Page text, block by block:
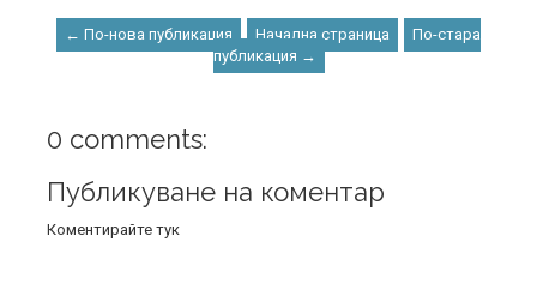
← По-нова публикация Начална страница
По-стара
публикация →
0 comments:
Публикуване на коментар
Коментирайте тук